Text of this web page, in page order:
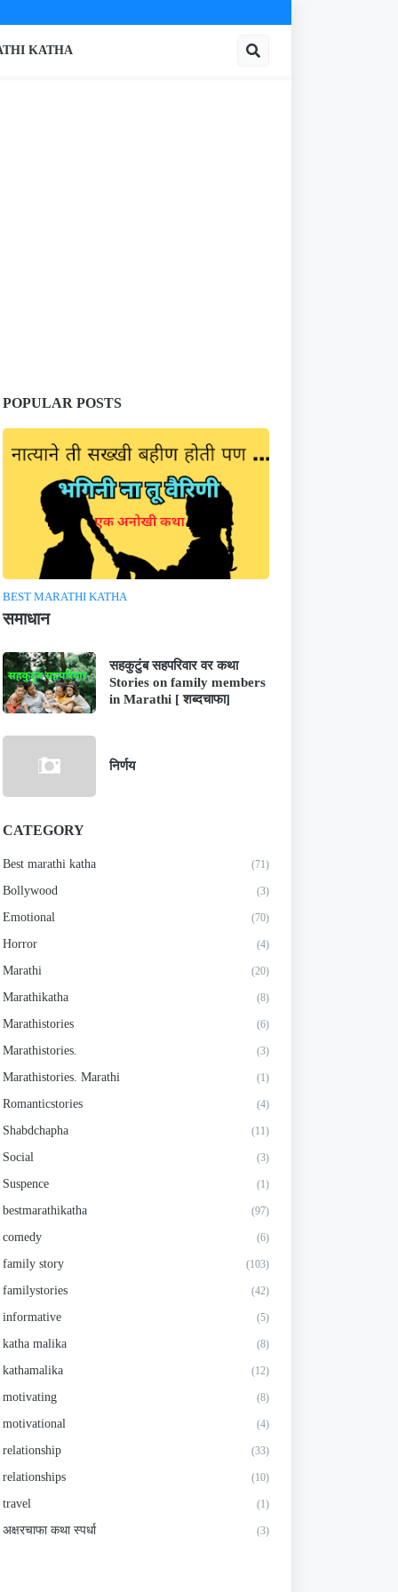
KATHA
POPULAR POSTS
BEST MARATHI KATHA
समाधान
सहकुटुंब सहपरिवार वर कथा
Stories on family members
in Marathi [ शब्दचाफा]
निर्णय
CATEGORY
Best marathi katha (71)
Bollywood (3)
Emotional (70)
Horror (4)
Marathi (20)
Marathikatha (8)
Marathistories (6)
Marathistories. (3)
Marathistories. Marathi (1)
Romanticstories (4)
Shabdchapha (11)
Social (3)
Suspence (1)
bestmarathikatha (97)
comedy (6)
family story (103)
familystories (42)
informative (5)
katha malika (8)
kathamalika (12)
motivating (8)
motivational (4)
relationship (33)
relationships (10)
travel (1)
अक्षरचाफा कथा स्पर्धा (3)